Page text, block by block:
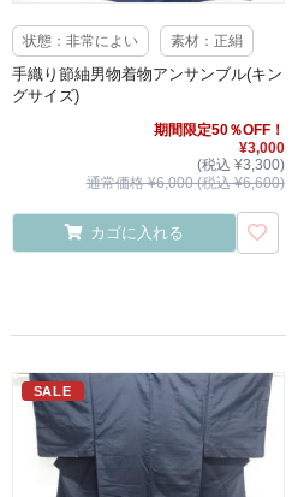
状態：非常によい 素材：正絹
手織り節紬男物着物アンサンブル(キン
グサイズ)
期間限定50％OFF！
¥3,000
(税込 ¥3,300)
通常価格 ¥6,000 (税込 ¥6,600)
カゴに入れる
SALE